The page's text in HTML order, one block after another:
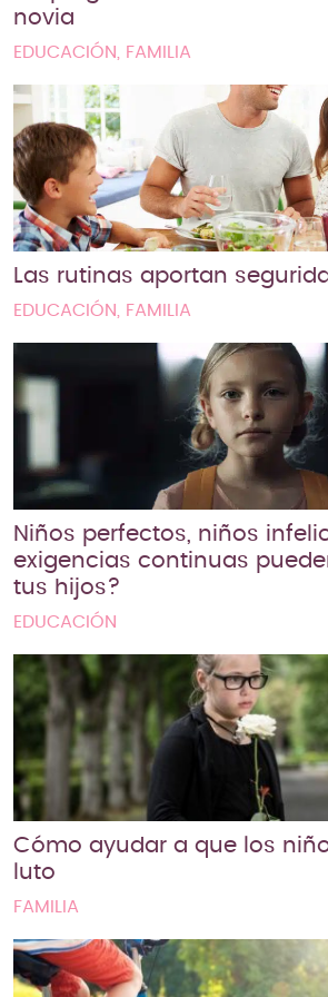
novia
EDUCACIÓN, FAMILIA
Las rutinas aportan
EDUCACIÓN, FAMILIA
Niños perfectos, niños
exigencias continuas
tus hijos?
EDUCACIÓN
Cómo ayudar a que los
luto
FAMILIA